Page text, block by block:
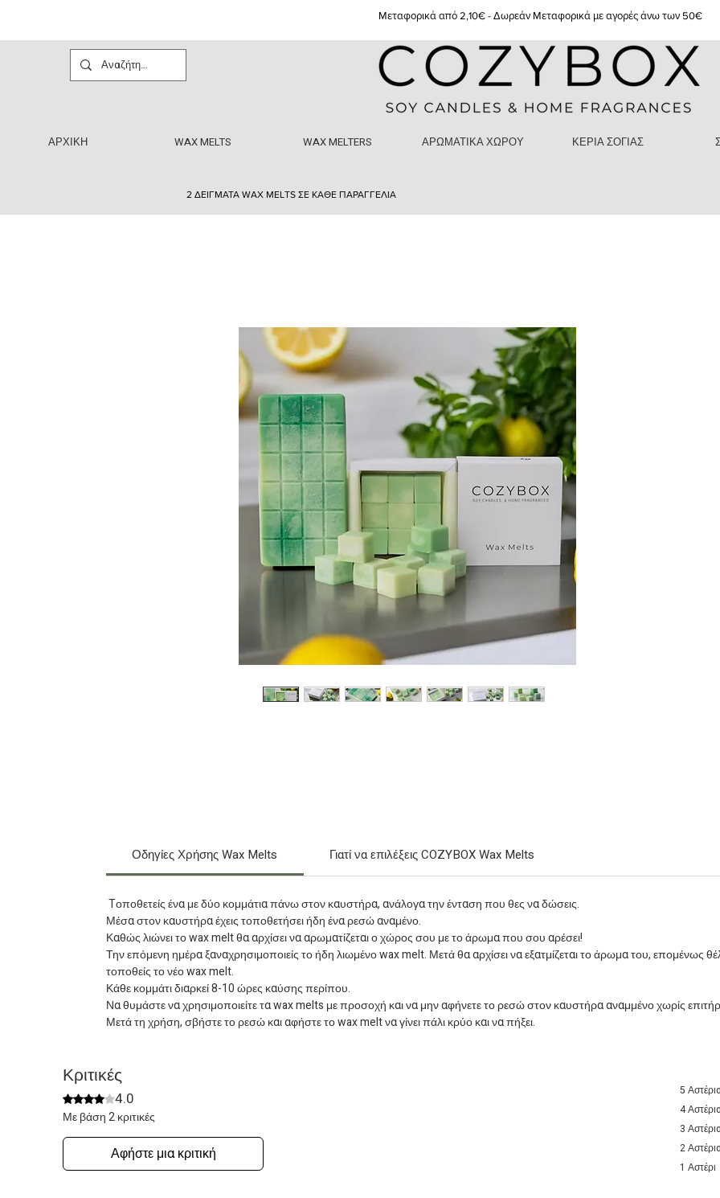
Μεταφορικά από 2,10€ - Δωρεάν Μεταφορικά με αγορές άνω των 50€
ΑΡΧΙΚΗ WAX MELTS WAX MELTERS ΑΡΩΜΑΤΙΚΑ ΧΩΡΟΥ ΚΕΡΙΑ ΣΟΓΙΑΣ
2 ΔΕΙΓΜΑΤΑ WAX MELTS ΣΕ ΚΑΘΕ ΠΑΡΑΓΓΕΛΙΑ
Οδηγίες Χρήσης Wax Melts Γιατί να επιλέξεις COZYBOX Wax Melts
Tοποθετείς ένα με δύο κομμάτια πάνω στον καυστήρα, ανάλογα την ένταση που θες να δώσεις.
Μέσα στον καυστήρα έχεις τοποθετήσει ήδη ένα ρεσώ αναμένο.
Καθώς λιώνει το wax melt θα αρχίσει να αρωματίζεται ο χώρος σου με το άρωμα που σου αρέσει!
Την επόμενη ημέρα ξαναχρησιμοποιείς το ήδη λιωμένο wax melt. Μετά θα αρχίσει να εξατμίζεται το άρωμα του, επομένως
τοποθείς το νέο wax melt.
Κάθε κομμάτι διαρκεί 8-10 ώρες καύσης περίπου.
Να θυμάστε να χρησιμοποιείτε τα wax melts με προσοχή και να μην αφήνετε το ρεσώ στον καυστήρα αναμμένο χωρίς
Μετά τη χρήση, σβήστε το ρεσώ και αφήστε το wax melt να γίνει πάλι κρύο και να πήξει.
Κριτικές
Βαθμολογήθηκε με 4 από 5 αστέρια.
4.0
Με βάση 2 κριτικές
Αφήστε μια κριτική
5
4
3
2
1 Αστέρι